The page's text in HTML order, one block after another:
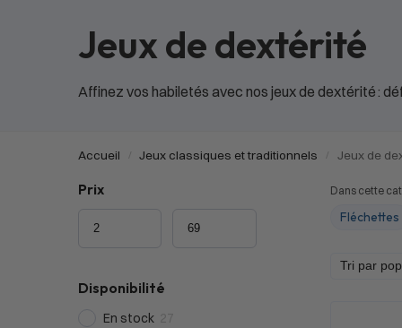
Jeux de dextérité
Affinez vos habiletés avec nos jeux de dextérité :
Accueil Jeux classiques et traditionnels Jeux de
Dans cette
Fléchettes
Prix
Disponibilité
En stock